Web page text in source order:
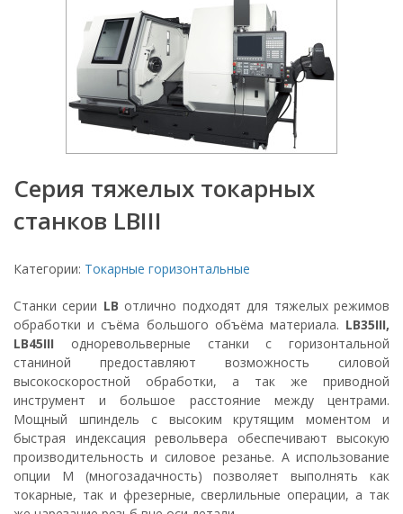
Серия тяжелых токарных
станков LBIII
Категории: Токарные горизонтальные
Станки серии LB отлично подходят для тяжелых режимов
обработки и съёма большого объёма материала. LB35III,
LB45III одноревольверные станки с горизонтальной
станиной предоставляют возможность силовой
высокоскоростной обработки, а так же приводной
инструмент и большое расстояние между центрами.
Мощный шпиндель с высоким крутящим моментом и
быстрая индексация револьвера обеспечивают высокую
производительность и силовое резанье. А использование
опции М (многозадачность) позволяет выполнять как
токарные, так и фрезерные, сверлильные операции, а так